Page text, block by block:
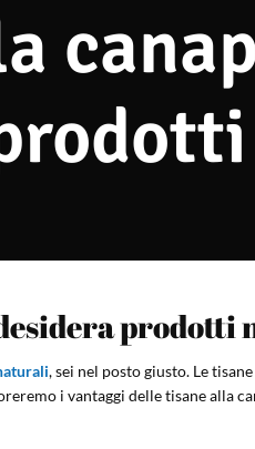
, sei nel posto giusto. Le
i vantaggi delle tisane alla